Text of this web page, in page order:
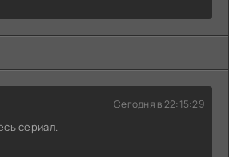
Сегодня в 22:15:29
сериал.